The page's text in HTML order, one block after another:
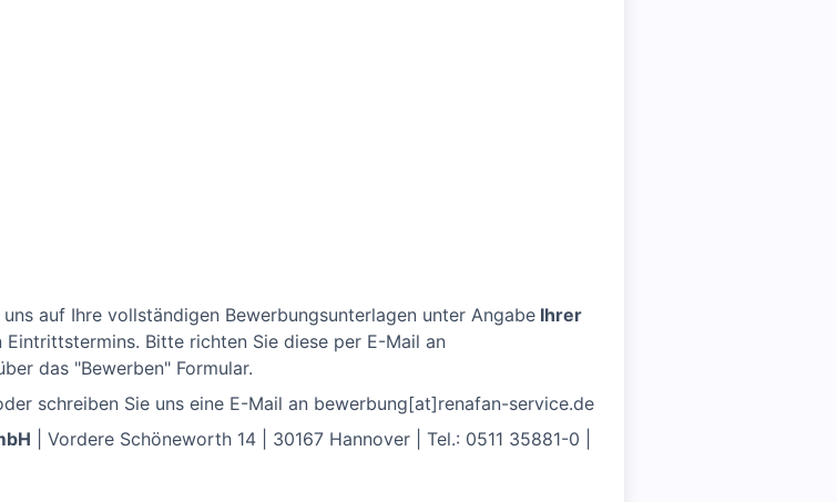
auf Ihre vollständigen Bewerbungsunterlagen unter Angabe Ihrer
Bitte richten Sie diese per E-Mail an
das "Bewerben" Formular.
schreiben Sie uns eine E-Mail an bewerbung[at]renafan-service.de
| Vordere Schöneworth 14 | 30167 Hannover | Tel.: 0511 35881-0 |